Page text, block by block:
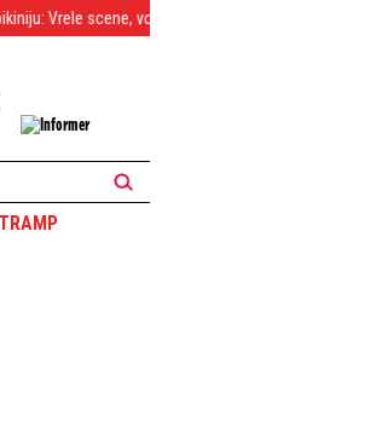
voda se sliva niz telo, a onda je pokazala guzu